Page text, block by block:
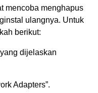
mencoba menghapus
ulangnya. Untuk
berikut:
dijelaskan
Adapters”.